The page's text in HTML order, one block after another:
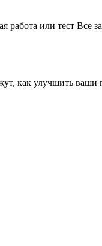
работа или тест
как улучшить